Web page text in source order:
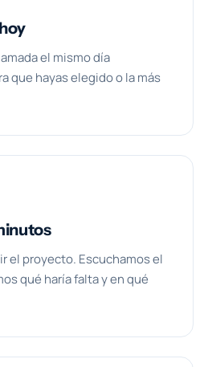
el mismo día
que hayas elegido o la más
el proyecto. Escuchamos el
qué haría falta y en qué